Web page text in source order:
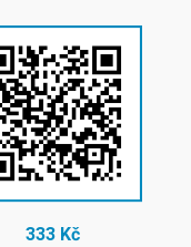
333 Kč